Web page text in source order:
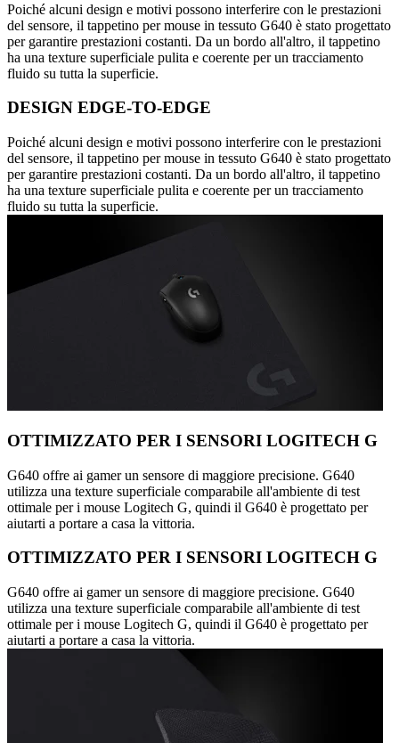
Poiché alcuni design e motivi possono interferire con le prestazioni
del sensore, il tappetino per mouse in tessuto G640 è stato progettato
per garantire prestazioni costanti. Da un bordo all'altro, il tappetino
ha una texture superficiale pulita e coerente per un tracciamento
fluido su tutta la superficie.
DESIGN EDGE-TO-EDGE
Poiché alcuni design e motivi possono interferire con le prestazioni
del sensore, il tappetino per mouse in tessuto G640 è stato progettato
per garantire prestazioni costanti. Da un bordo all'altro, il tappetino
ha una texture superficiale pulita e coerente per un tracciamento
fluido su tutta la superficie.
OTTIMIZZATO PER I SENSORI LOGITECH G
G640 offre ai gamer un sensore di maggiore precisione. G640
utilizza una texture superficiale comparabile all'ambiente di test
ottimale per i mouse Logitech G, quindi il G640 è progettato per
aiutarti a portare a casa la vittoria.
OTTIMIZZATO PER I SENSORI LOGITECH G
G640 offre ai gamer un sensore di maggiore precisione. G640
utilizza una texture superficiale comparabile all'ambiente di test
ottimale per i mouse Logitech G, quindi il G640 è progettato per
aiutarti a portare a casa la vittoria.